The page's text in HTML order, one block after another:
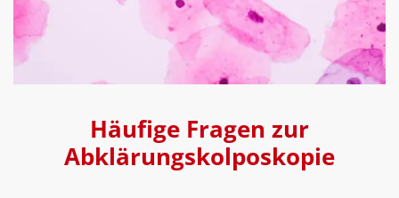
Häufige Fragen zur
Abklärungskolposkopie